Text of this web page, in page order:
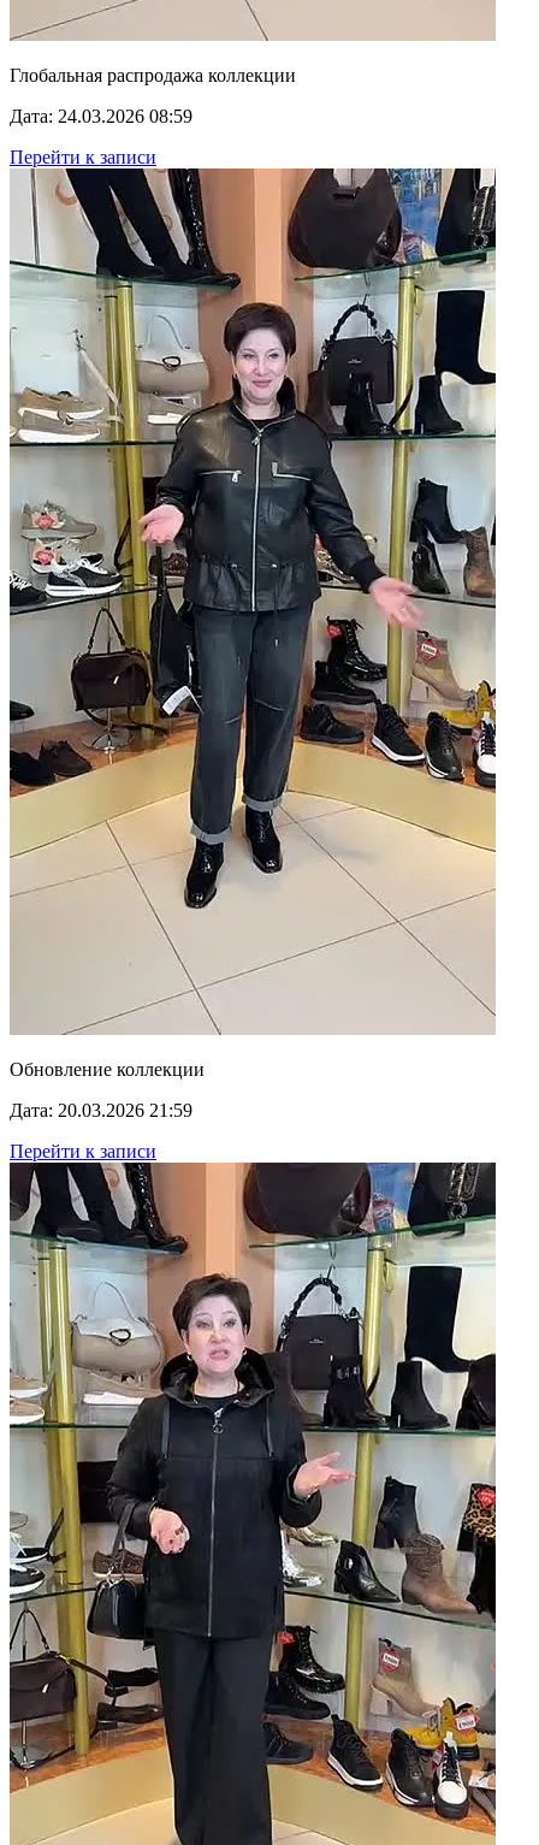
Глобальная распродажа коллекции
Дата: 24.03.2026 08:59
Перейти к записи
Обновление коллекции
Дата: 20.03.2026 21:59
Перейти к записи